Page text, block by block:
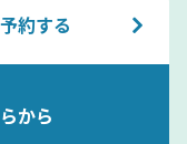
約する
から